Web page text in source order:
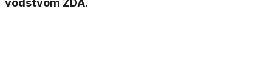
vodstvom ZDA.